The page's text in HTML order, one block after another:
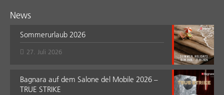
News
Sommerurlaub 2026
27. Juli 2026
Bagnara auf dem Salone del Mobile 2026 –
TRUE STRIKE